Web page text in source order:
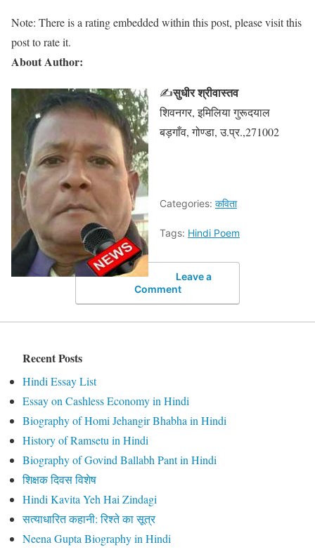
Note: There is a rating embedded within this post, please visit this
post to rate it.
About Author:
✍सुधीर श्रीवास्तव
शिवनगर, इमिलिया गुरूदयाल
बड़गाँव, गोण्डा, उ.प्र.,271002
Categories: कविता
Tags: Hindi Poem
Leave a
Comment
Recent Posts
Hindi Essay List
Essay on Cashless Economy in Hindi
Biography of Homi Jehangir Bhabha in Hindi
History of Ramsetu in Hindi
Biography of Govind Ballabh Pant in Hindi
शिक्षक दिवस विशेष
Hindi Kavita Yeh Hai Zindagi
सत्याधारित कहानी: रिश्ते का सूत्र
Neena Gupta Biography in Hindi